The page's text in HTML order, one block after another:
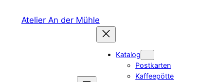
InhaltAtelier An der Mühle
Katalog
Postkarten
Kaffeepötte